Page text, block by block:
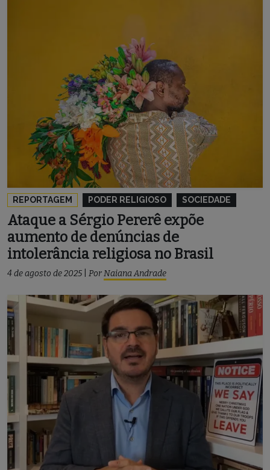
REPORTAGEM PODER RELIGIOSO SOCIEDADE
Ataque a Sérgio Pererê expõe
aumento de denúncias de
intolerância religiosa no Brasil
4 de agosto de 2025 PorNaiana Andrade